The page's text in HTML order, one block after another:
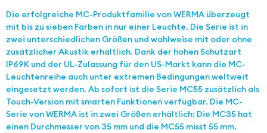
Die erfolgreiche MC-Produktfamilie von WERMA überzeugt
mit bis zu sieben Farben in nur einer Leuchte. Die Serie ist in
zwei unterschiedlichen Größen und wahlweise mit oder ohne
zusätzlicher Akustik erhältlich. Dank der hohen Schutzart
IP69K und der UL-Zulassung für den US-Markt kann die MC-
Leuchtenreihe auch unter extremen Bedingungen weltweit
eingesetzt werden. Ab sofort ist die Serie MC55 zusätzlich als
Touch-Version mit smarten Funktionen verfügbar. Die MC-
Serie von WERMA ist in zwei Größen erhältlich: Die MC35 hat
einen Durchmesser von 35 mm und die MC55 misst 55 mm.